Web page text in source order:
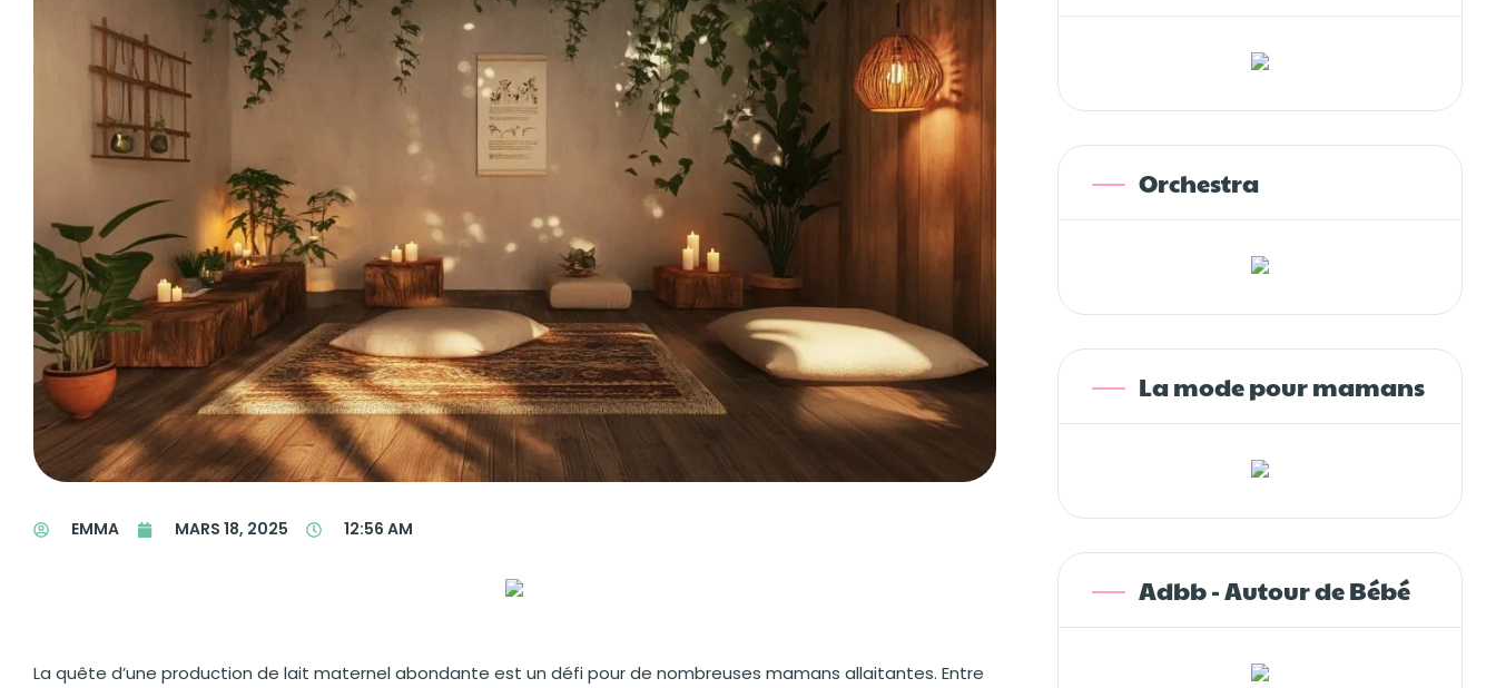
EMMA MARS 18, 2025 12:56 AM
La quête d’une production de lait maternel abondante est un défi pour de nombreuses mamans allaitantes. Entre
Orchestra
La mode pour mamans
Adbb - Autour de Bébé